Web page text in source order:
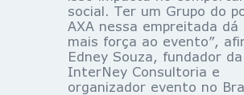
social. Ter um Grupo do
AXA nessa empreitada dá
mais força ao evento”,
Edney Souza, fundador da
InterNey Consultoria e
organizador evento no